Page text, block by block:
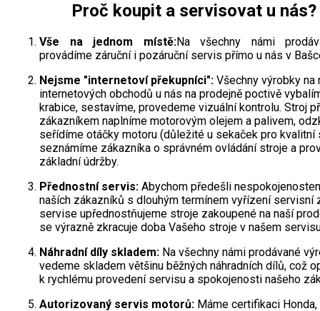
Proč koupit a servisovat u nás?
Vše na jednom místě:Na všechny námi
provádíme záruční i pozáruční servis přímo u nás v
Nejsme "internetoví překupníci": Všechny výrobky na
internetových obchodů u nás na prodejně poctivě
krabice, sestavíme, provedeme vizuální kontrolu. Stroj
zákazníkem naplníme motorovým olejem a palivem,
seřídíme otáčky motoru (důležité u sekaček pro kvalitní
seznámíme zákazníka o správném ovládání stroje a
základní údržby.
Přednostní servis: Abychom předešli
naších zákazníků s dlouhým termínem vyřízení servisní
servise upřednostňujeme stroje zakoupené na naší
se výrazně zkracuje doba Vašeho stroje v našem
Náhradní díly skladem: Na všechny námi prodávané
vedeme skladem většinu běžných náhradních dílů, což
k rychlému provedení servisu a spokojenosti našeho
Autorizovaný servis motorů: Máme certifikaci Honda,